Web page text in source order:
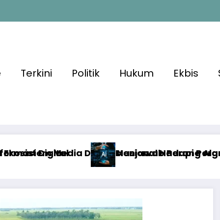
Terkini Politik Hukum Ekbis
Hadapi Perang Algoritma AI
Perang Algoritma AI dengan Etika,